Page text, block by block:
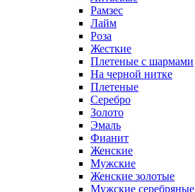
Рамзес
Лайм
Роза
Жесткие
Плетеные с шармами
На черной нитке
Плетеные
Серебро
Золото
Эмаль
Фианит
Женские
Мужские
Женские золотые
Мужские серебряные